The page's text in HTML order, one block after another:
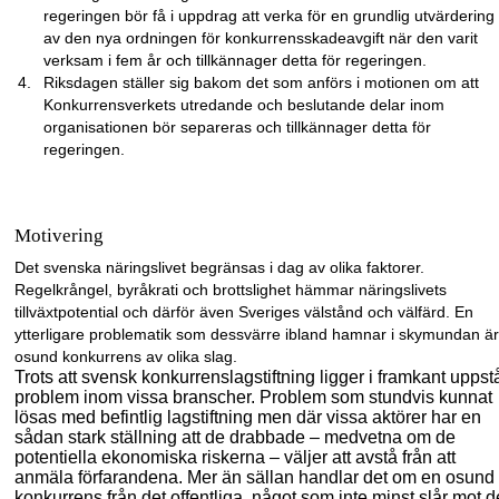
regeringen bör få i uppdrag att verka för en grundlig utvärdering
av den nya ordningen för konkurrensskadeavgift när den varit
verksam i fem år och tillkännager detta för regeringen.
Riksdagen ställer sig bakom det som anförs i motionen om att
Konkurrensverkets utredande och beslutande delar inom
organisationen bör separeras och tillkännager detta för
regeringen.
Motivering
Det svenska näringslivet begränsas i dag av olika faktorer.
Regelkrångel, byråkrati och brottslighet hämmar näringslivets
tillväxtpotential och därför även Sveriges välstånd och välfärd. En
ytterligare problematik som dessvärre ibland hamnar i skymundan är
osund konkurrens av olika slag.
Trots att svensk konkurrenslagstiftning ligger i framkant
problem inom vissa branscher. Problem som stundvis kunnat
lösas med befintlig lagstiftning men där vissa aktörer har en
sådan stark ställning att de drabbade – medvetna om de
potentiella ekonomiska riskerna – väljer att avstå från att
anmäla förfarandena. Mer än sällan handlar det om en osund